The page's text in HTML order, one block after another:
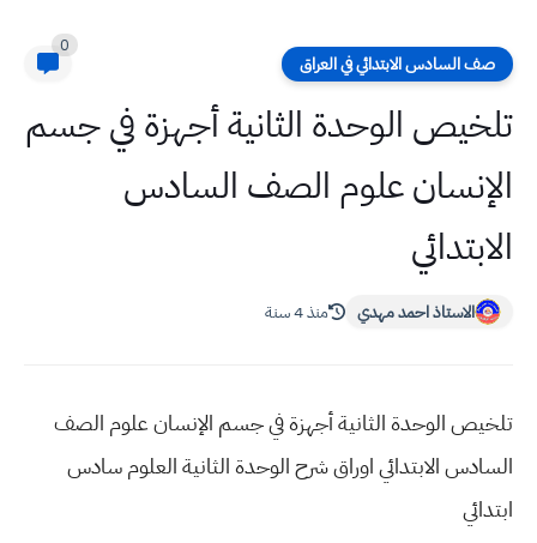
صف السادس الابتدائي في العراق
0
تلخيص الوحدة الثانية أجهزة في جسم
الإنسان علوم الصف السادس
الابتدائي
الاستاذ احمد مهدي منذ 4 سنة
تلخيص الوحدة الثانية أجهزة في جسم الإنسان علوم الصف
السادس الابتدائي اوراق شرح الوحدة الثانية العلوم سادس
ابتدائي